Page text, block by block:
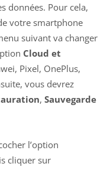
données. Pour cela,
votresmartphone
suivant va changer
Cloud et
Pixel, OnePlus,
vous devrez
, Sauvegarde
l’option
cliquer sur